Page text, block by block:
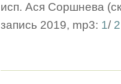
исп. Ася Соршнева
запись 2019, mp3: 1/ 2